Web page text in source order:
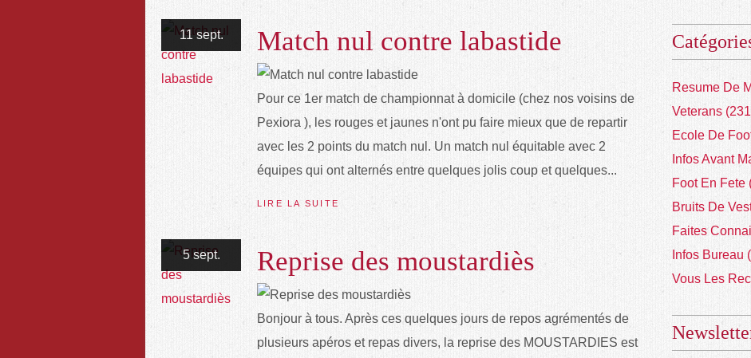
11 sept. Match nul contre labastide
Pour ce 1er match de championnat à domicile (chez nos voisins de
Pexiora ), les rouges et jaunes n'ont pu faire mieux que de repartir
avec les 2 points du match nul. Un match nul équitable avec 2
équipes qui ont alternés entre quelques jolis coup et quelques...
LIRE LA SUITE
5 sept. Reprise des moustardiès
Bonjour à tous. Après ces quelques jours de repos agrémentés de
plusieurs apéros et repas divers, la reprise des MOUSTARDIES est
Resume De
Veterans
Ecole De
Infos Avant
Foot En Fete
Bruits De
Faites
Infos Bureau
Vous Les